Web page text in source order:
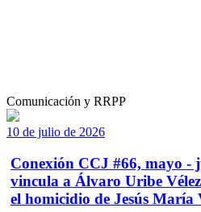
Comunicación y RRPP
10 de julio de 2026
Conexión CCJ #66, mayo -
vincula a Álvaro Uribe
el homicidio de Jesús María